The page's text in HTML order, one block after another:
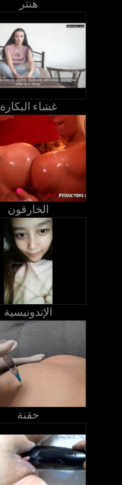
هنتر
غشاء البكارة
الخارقون
الإندونيسية
حقنة